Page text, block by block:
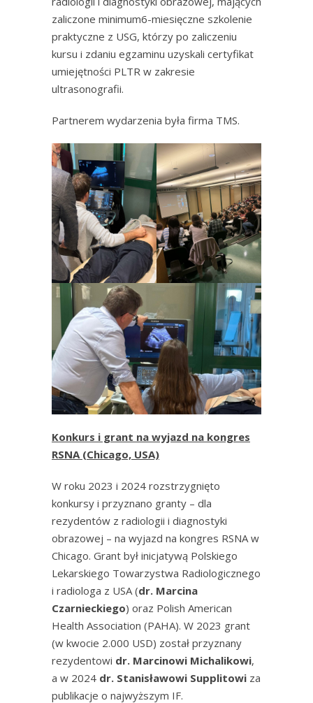
zaliczone minimum6-miesięczne szkolenie
praktyczne z USG, którzy po zaliczeniu
kursu i zdaniu egzaminu uzyskali certyfikat
umiejętności PLTR w zakresie
ultrasonografii.
Partnerem wydarzenia była firma TMS.
Konkurs i grant na wyjazd na kongres
RSNA (Chicago, USA)
W roku 2023 i 2024 rozstrzygnięto
konkursy i przyznano granty – dla
rezydentów z radiologii i diagnostyki
obrazowej – na wyjazd na kongres RSNA w
Chicago. Grant był inicjatywą Polskiego
Lekarskiego Towarzystwa Radiologicznego
i radiologa z USA (dr. Marcina
Czarnieckiego) oraz Polish American
Health Association (PAHA). W 2023 grant
(w kwocie 2.000 USD) został przyznany
rezydentowi dr. Marcinowi Michalikowi,
a w 2024 dr. Stanisławowi Supplitowi za
publikacje o najwyższym IF.